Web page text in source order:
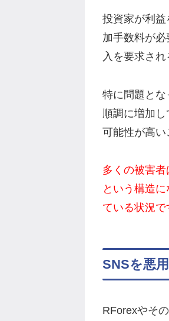
投資家が利
加手数料が
入を要求され
特に問題と
順調に増加
可能性が高い
多くの被害
という構造
ている状況で
SNSを悪
RForexやそ